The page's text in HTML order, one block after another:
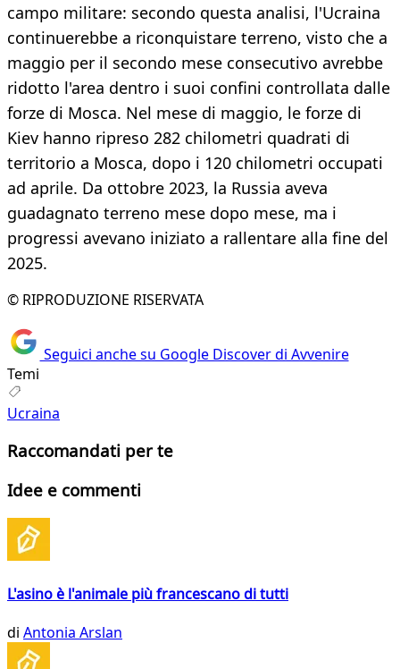
campo militare: secondo questa analisi, l'Ucraina
continuerebbe a riconquistare terreno, visto che a
maggio per il secondo mese consecutivo avrebbe
ridotto l'area dentro i suoi confini controllata dalle
forze di Mosca. Nel mese di maggio, le forze di
Kiev hanno ripreso 282 chilometri quadrati di
territorio a Mosca, dopo i 120 chilometri occupati
ad aprile. Da ottobre 2023, la Russia aveva
guadagnato terreno mese dopo mese, ma i
progressi avevano iniziato a rallentare alla fine del
2025.
© RIPRODUZIONE RISERVATA
Seguici anche su Google Discover di Avvenire
Temi
Ucraina
Raccomandati per te
Idee e commenti
L'asino è l'animale più francescano di tutti
di Antonia Arslan